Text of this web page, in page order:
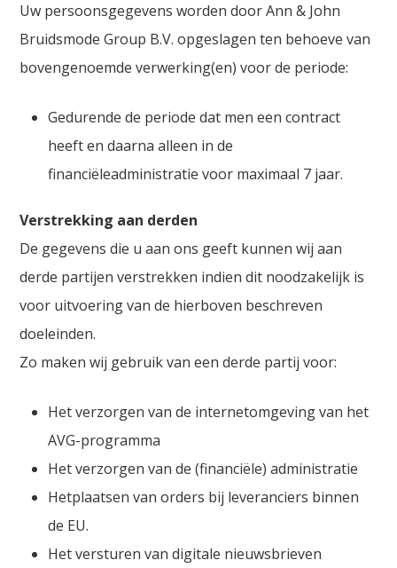
Uw persoonsgegevens worden door Ann & John
Bruidsmode Group B.V. opgeslagen ten behoeve van
bovengenoemde verwerking(en) voor de periode:
Gedurende de periode dat men een contract
heeft en daarna alleen in de
financiëleadministratie voor maximaal 7 jaar.
Verstrekking aan derden
De gegevens die u aan ons geeft kunnen wij aan
derde partijen verstrekken indien dit noodzakelijk is
voor uitvoering van de hierboven beschreven
doeleinden.
Zo maken wij gebruik van een derde partij voor:
Het verzorgen van de internetomgeving van het
AVG-programma
Het verzorgen van de (financiële) administratie
Hetplaatsen van orders bij leveranciers binnen
de EU.
Het versturen van digitale nieuwsbrieven